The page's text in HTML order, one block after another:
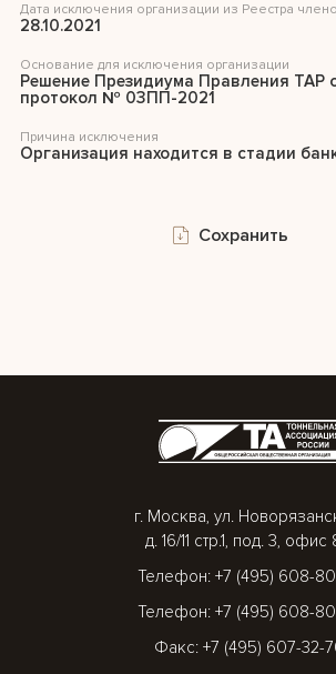
Дата исключения организации из Реестра
28.10.2021
Основание для исключения организации
Решение Президиума Правления ТАР
протокол № 03ПП-2021
Причина исключения
Организация находится в стадии
Сохранить
г. Москва, ул.
д. 16/11 стр.1, под. 3, офис
Телефон: +7 (495) 608-
Телефон: +7 (495) 608-
Факс: +7 (495) 607-32-